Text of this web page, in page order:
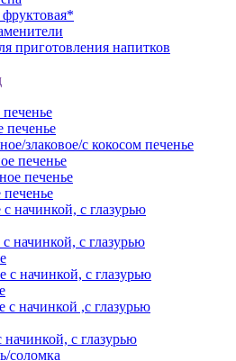
приготовления напитков
печенье
злаковое/с кокосом печенье
печенье
печенье
начинкой, с глазурью
начинкой, с глазурью
с начинкой, с глазурью
с начинкой ,с глазурью
начинкой, с глазурью
соломка